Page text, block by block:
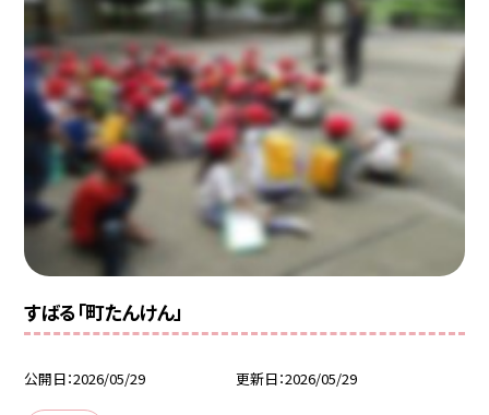
すばる「町たんけん」
公開日 2026/05/29 更新日 2026/05/29